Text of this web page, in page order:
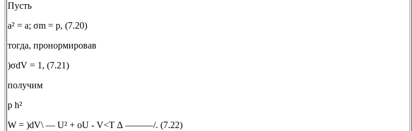
Пусть
а² = a; σm = p, (7.20)
тогда, пронормировав
)σdV = 1, (7.21)
получим
р h²
W = )dV\ — U² + oU - V<T ∆ ———/. (7.22)